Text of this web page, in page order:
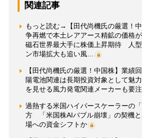
関連記事
もっと読む→【田代尚機氏の厳選！
争再燃で本土レアアース精鉱の価格
磁石世界最大手に株価上昇期待 人
ン市場拡大も追い風…
【田代尚機氏の厳選！中国株】業績
陽電池関連は長期投資対象として魅
を見せる風力発電関連メーカーも要注
過熱する米国ハイパースケーラーの
方 「米国株AIバブル崩壊」の契機
場への資金シフトか